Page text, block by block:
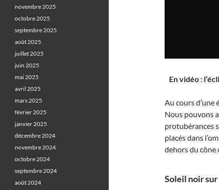
En vidéo :
Au cours d’une
Nous pouvons
protubérances
placés dans
dehors du cône
Soleil noir sur
novembre 2025
octobre 2025
septembre 2025
août 2025
juillet 2025
juin 2025
mai 2025
avril 2025
mars 2025
février 2025
janvier 2025
décembre 2024
novembre 2024
octobre 2024
septembre 2024
août 2024